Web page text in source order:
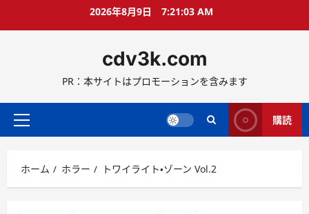
ス
ッ
2026年8月9日 7:21:05 AM
cdv3k.com
PR：本サイトはプロモーションを含みます
メ
メ
ニ
購読
ホーム ホラー トワイライト・ゾーン Vol.2